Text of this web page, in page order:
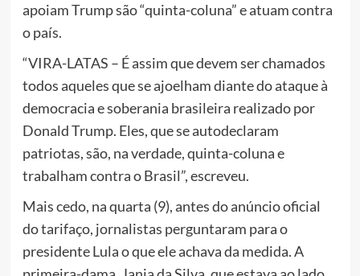
apoiam Trump são “quinta-coluna” e atuam contra
o país.
“VIRA-LATAS – É assim que devem ser chamados
todos aqueles que se ajoelham diante do ataque à
democracia e soberania brasileira realizado por
Donald Trump. Eles, que se autodeclaram
patriotas, são, na verdade, quinta-coluna e
trabalham contra o Brasil”, escreveu.
Mais cedo, na quarta (9), antes do anúncio oficial
do tarifaço, jornalistas perguntaram para o
presidente Lula o que ele achava da medida. A